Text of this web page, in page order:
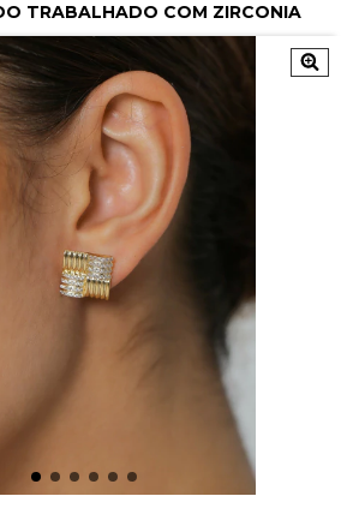
TRABALHADO COM ZIRCONIA